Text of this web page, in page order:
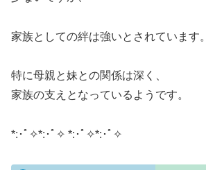
家族としての絆は強いとされています。
特に母親と妹との関係は深く、
家族の支えとなっているようです。
*:･ﾟ✧*:･ﾟ✧ *:･ﾟ✧*:･ﾟ✧